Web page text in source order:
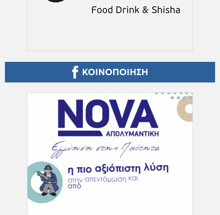
ΚΟΙΝΟΠΟΙΗΣΗ